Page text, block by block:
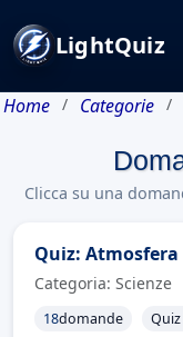
LightQuiz
Home Categorie
Clicca su una
Quiz: Atmosfera
Categoria: Scienze
18domande